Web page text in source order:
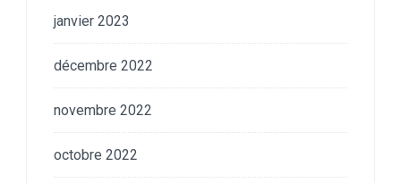
janvier 2023
décembre 2022
novembre 2022
octobre 2022